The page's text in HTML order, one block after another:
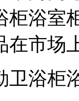
柜浴室
在市场
浴柜